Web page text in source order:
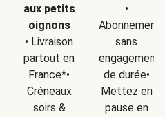
aux petits
oignons
• Livraison
partout en
France*•
Créneaux
soirs &
•
Abonnement
sans
engagement
de durée•
Mettez en
pause en